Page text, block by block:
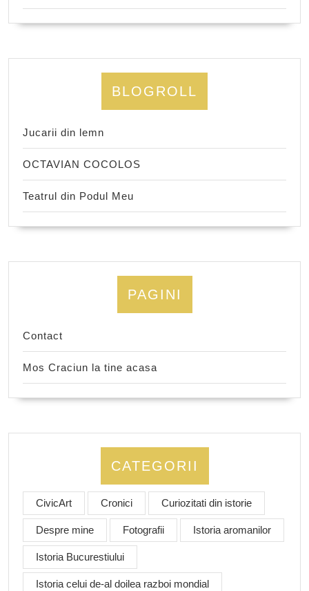
BLOGROLL
Jucarii din lemn
OCTAVIAN COCOLOS
Teatrul din Podul Meu
PAGINI
Contact
Mos Craciun la tine acasa
CATEGORII
CivicArt Cronici Curiozitati din istorie
Despre mine Fotografii Istoria aromanilor
Istoria Bucurestiului
Istoria celui de-al doilea razboi mondial